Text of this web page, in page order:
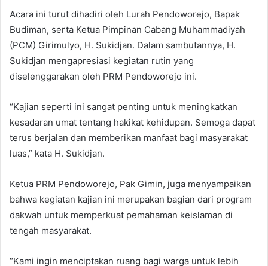
Acara ini turut dihadiri oleh Lurah Pendoworejo, Bapak
Budiman, serta Ketua Pimpinan Cabang Muhammadiyah
(PCM) Girimulyo, H. Sukidjan. Dalam sambutannya, H.
Sukidjan mengapresiasi kegiatan rutin yang
diselenggarakan oleh PRM Pendoworejo ini.
“Kajian seperti ini sangat penting untuk meningkatkan
kesadaran umat tentang hakikat kehidupan. Semoga dapat
terus berjalan dan memberikan manfaat bagi masyarakat
luas,” kata H. Sukidjan.
Ketua PRM Pendoworejo, Pak Gimin, juga menyampaikan
bahwa kegiatan kajian ini merupakan bagian dari program
dakwah untuk memperkuat pemahaman keislaman di
tengah masyarakat.
“Kami ingin menciptakan ruang bagi warga untuk lebih